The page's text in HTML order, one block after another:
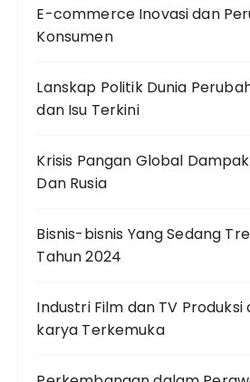
E-commerce Inovasi dan
Konsumen
Lanskap Politik Dunia
dan Isu Terkini
Krisis Pangan Global
Dan Rusia
Bisnis-bisnis Yang Sedang
Tahun 2024
Industri Film dan TV Produksi
karya Terkemuka